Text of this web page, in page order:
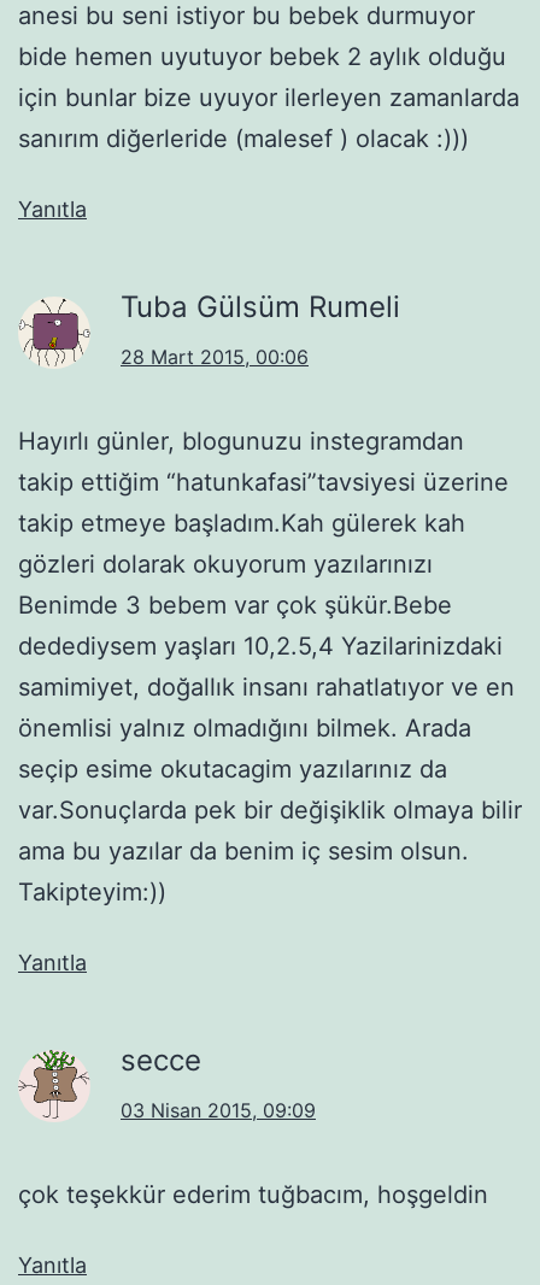
anesi bu seni istiyor bu bebek durmuyor
bide hemen uyutuyor bebek 2 aylık olduğu
için bunlar bize uyuyor ilerleyen zamanlarda
sanırım diğerleride (malesef ) olacak :)))
Yanıtla
Tuba Gülsüm Rumeli
28 Mart 2015, 00:06
Hayırlı günler, blogunuzu instegramdan
takip ettiğim “hatunkafasi”tavsiyesi üzerine
takip etmeye başladım.Kah gülerek kah
gözleri dolarak okuyorum yazılarınızı
Benimde 3 bebem var çok şükür.Bebe
dedediysem yaşları 10,2.5,4 Yazilarinizdaki
samimiyet, doğallık insanı rahatlatıyor ve en
önemlisi yalnız olmadığını bilmek. Arada
seçip esime okutacagim yazılarınız da
var.Sonuçlarda pek bir değişiklik olmaya bilir
ama bu yazılar da benim iç sesim olsun.
Takipteyim:))
Yanıtla
secce
03 Nisan 2015, 09:09
çok teşekkür ederim tuğbacım, hoşgeldin
Yanıtla